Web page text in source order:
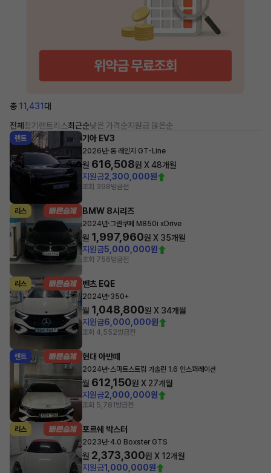
총 11,431 대
전체 장기렌트리스최근순낮은 가격순지원금 많은순
렌트 기아 EV3
2026년·롱 레인지 GT-Line
월 616,508원 X48개월
지원금2,300,000원
조회 398방금전
리스 BMW 8시리즈
2024년·그란쿠페 M850i xDrive
월 1,997,960원 X 35개월
지원금5,000,000원
조회 756방금전
리스 벤츠 EQE
2024년·350+
월 1,048,800원 X 34개월
지원금6,000,000원
조회 4,552방금전
렌트 현대 아반떼
2024년·스마트스트림 가솔린 1.6 인스퍼레이션
월 612,150원 X 27개월
지원금2,000,000원
조회 5,781 방금전
리스 포르쉐 박스터
2023년·4.0 Boxster GTS
월 2,373,300원 X 12개월
지원금1,000,000원